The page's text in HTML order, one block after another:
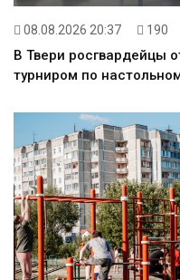
08.08.2026 20:37 190
В Твери росгвардейцы
турниром по